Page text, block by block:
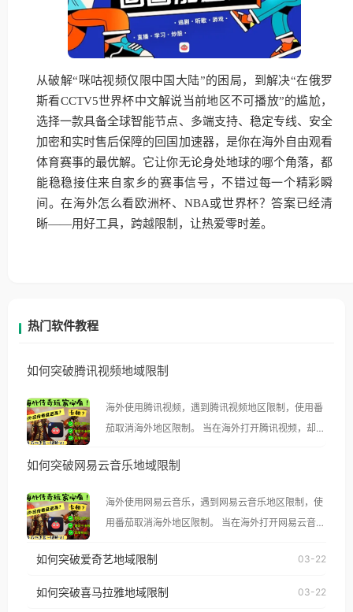
从破解“咪咕视频仅限中国大陆”的困局，到解决“在俄罗
斯看CCTV5世界杯中文解说当前地区不可播放”的尴尬，
选择一款具备全球智能节点、多端支持、稳定专线、安全
加密和实时售后保障的回国加速器，是你在海外自由观看
体育赛事的最优解。它让你无论身处地球的哪个角落，都
能稳稳接住来自家乡的赛事信号，不错过每一个精彩瞬
间。在海外怎么看欧洲杯、NBA或世界杯？答案已经清
晰——用好工具，跨越限制，让热爱零时差。
热门软件教程
如何突破腾讯视频地域限制
海外使用腾讯视频，遇到腾讯视频地区限制，使用番
茄取消海外地区限制。 当在海外打开腾讯视频，却突
示语。 海外用户如香港、澳门、台湾、美国、加拿
像其他音乐平台一样，出现地区及版权限制问题，且
仅能在中国大陆地区播放。 遇到这个问题的朋友们，
使用番茄回国加速器，即可解决「海外用户收听腾讯
台湾、美国、加拿大、澳大利亚、欧洲等国家和地区
如何突破网易云音乐地域限制
海外使用网易云音乐，遇到网易云音乐地区限制，使
用番茄取消海外地区限制。 当在海外打开网易云音
播放”的提示语。 海外用户如香港、澳门、台湾、美
国、加拿大、澳大利亚、欧洲等国家和地区时，网易
如何突破爱奇艺地域限制 03-22
如何突破喜马拉雅地域限制 03-22